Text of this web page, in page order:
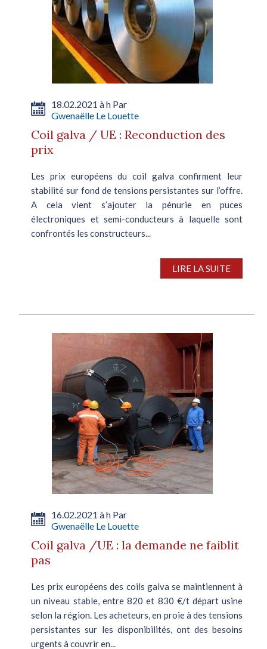
18.02.2021 à h Par
Gwenaëlle Le Louette
Coil galva / UE : Reconduction des
prix
Les prix européens du coil galva confirment leur
stabilité sur fond de tensions persistantes sur l’offre.
A cela vient s’ajouter la pénurie en puces
électroniques et semi-conducteurs à laquelle sont
confrontés les constructeurs...
LIRE LA SUITE
16.02.2021 à h Par
Gwenaëlle Le Louette
Coil galva /UE : la demande ne faiblit
pas
Les prix européens des coils galva se maintiennent à
un niveau stable, entre 820 et 830 €/t départ usine
selon la région. Les acheteurs, en proie à des tensions
persistantes sur les disponibilités, ont des besoins
urgents à couvrir en...